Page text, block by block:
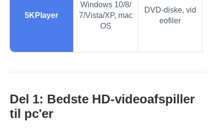
5KPlayer
Windows 10/8/
7/Vista/XP, mac
OS
DVD-diske, vid
eofiler
Del 1: Bedste HD-videoafspiller
til pc'er